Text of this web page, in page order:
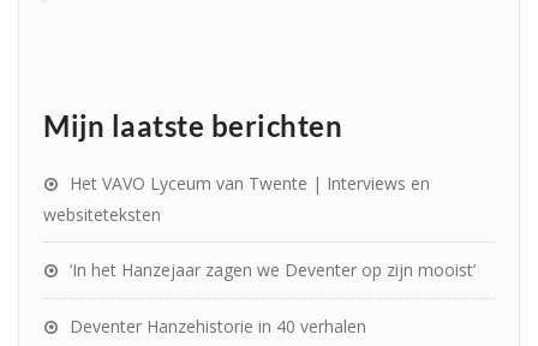
Mijn laatste berichten
Het VAVO Lyceum van Twente | Interviews en
websiteteksten
‘In het Hanzejaar zagen we Deventer op zijn mooist’
Deventer Hanzehistorie in 40 verhalen